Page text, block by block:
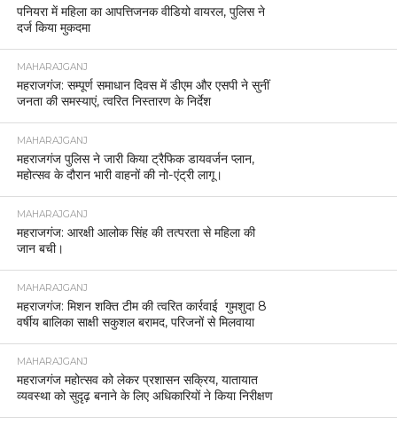
पनियरा में महिला का आपत्तिजनक वीडियो वायरल, पुलिस ने
दर्ज किया मुकदमा
MAHARAJGANJ
महराजगंज: सम्पूर्ण समाधान दिवस में डीएम और एसपी ने सुनीं
जनता की समस्याएं, त्वरित निस्तारण के निर्देश
MAHARAJGANJ
महराजगंज पुलिस ने जारी किया ट्रैफिक डायवर्जन प्लान,
महोत्सव के दौरान भारी वाहनों की नो-एंट्री लागू।
MAHARAJGANJ
महराजगंज: आरक्षी आलोक सिंह की तत्परता से महिला की
जान बची।
MAHARAJGANJ
महराजगंज: मिशन शक्ति टीम की त्वरित कार्रवाई गुमशुदा 8
वर्षीय बालिका साक्षी सकुशल बरामद, परिजनों से मिलवाया
MAHARAJGANJ
महराजगंज महोत्सव को लेकर प्रशासन सक्रिय, यातायात
व्यवस्था को सुदृढ़ बनाने के लिए अधिकारियों ने किया निरीक्षण